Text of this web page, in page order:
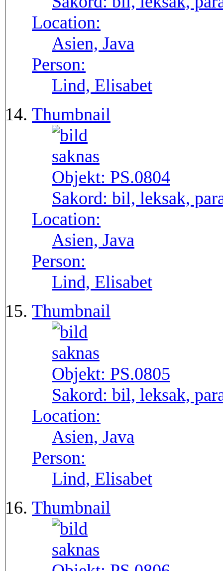
Location:
Asien, Java
Person:
Lind, Elisabet
Thumbnail
Objekt: PS.0804
Sakord: bil, leksak,
Location:
Asien, Java
Person:
Lind, Elisabet
Thumbnail
Objekt: PS.0805
Sakord: bil, leksak,
Location:
Asien, Java
Person:
Lind, Elisabet
Thumbnail